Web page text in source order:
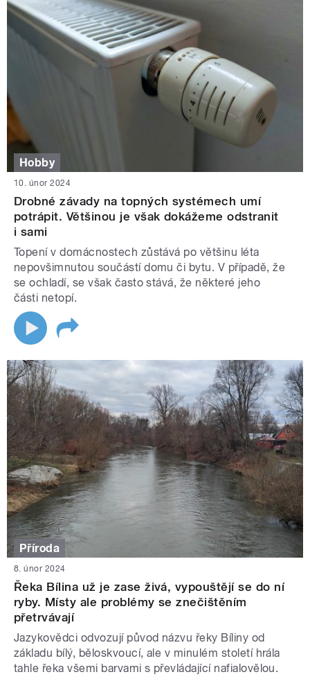
Hobby
10. únor 2024
Drobné závady na topných systémech umí
potrápit. Většinou je však dokážeme odstranit
i sami
Topení v domácnostech zůstává po většinu léta
nepovšimnutou součástí domu či bytu. V případě, že
se ochladí, se však často stává, že některé jeho
části netopí.
Příroda
8. únor 2024
Řeka Bílina už je zase živá, vypouštějí se do ní
ryby. Místy ale problémy se znečištěním
přetrvávají
Jazykovědci odvozují původ názvu řeky Bíliny od
základu bílý, běloskvoucí, ale v minulém století hrála
tahle řeka všemi barvami s převládající nafialovělou.